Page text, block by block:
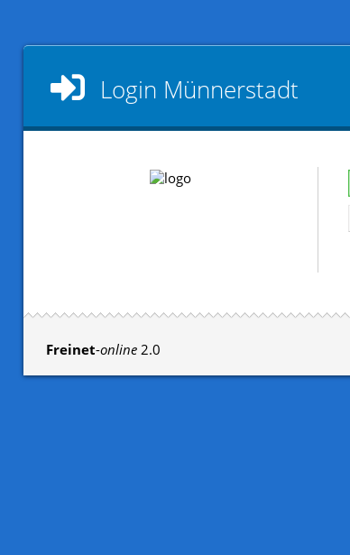
Login Münnerstadt
Freinet-online 2.0